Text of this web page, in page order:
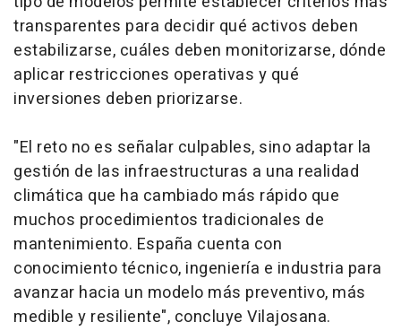
transparentes para decidir qué activos deben
estabilizarse, cuáles deben monitorizarse, dónde
aplicar restricciones operativas y qué
inversiones deben priorizarse.
"El reto no es señalar culpables, sino adaptar la
gestión de las infraestructuras a una realidad
climática que ha cambiado más rápido que
muchos procedimientos tradicionales de
mantenimiento. España cuenta con
conocimiento técnico, ingeniería e industria para
avanzar hacia un modelo más preventivo, más
medible y resiliente", concluye Vilajosana.